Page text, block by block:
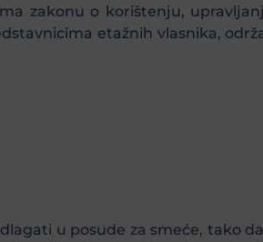
zakonu o korištenju,
etažnih vlasnika,
u posude za smeće, tako